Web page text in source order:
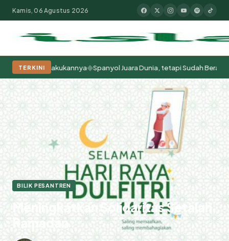
Populer:Moderasi BeragamaKhutbah JumatPesantrenTokoh
Kamis, 06 Agustus 2026
TERKINI ◆Spanyol Juara Dunia, tetapi Sudah Berabad-abad
BILIK PESANTREN
Meningkatkan Solidaritas Setalah
Ramadan